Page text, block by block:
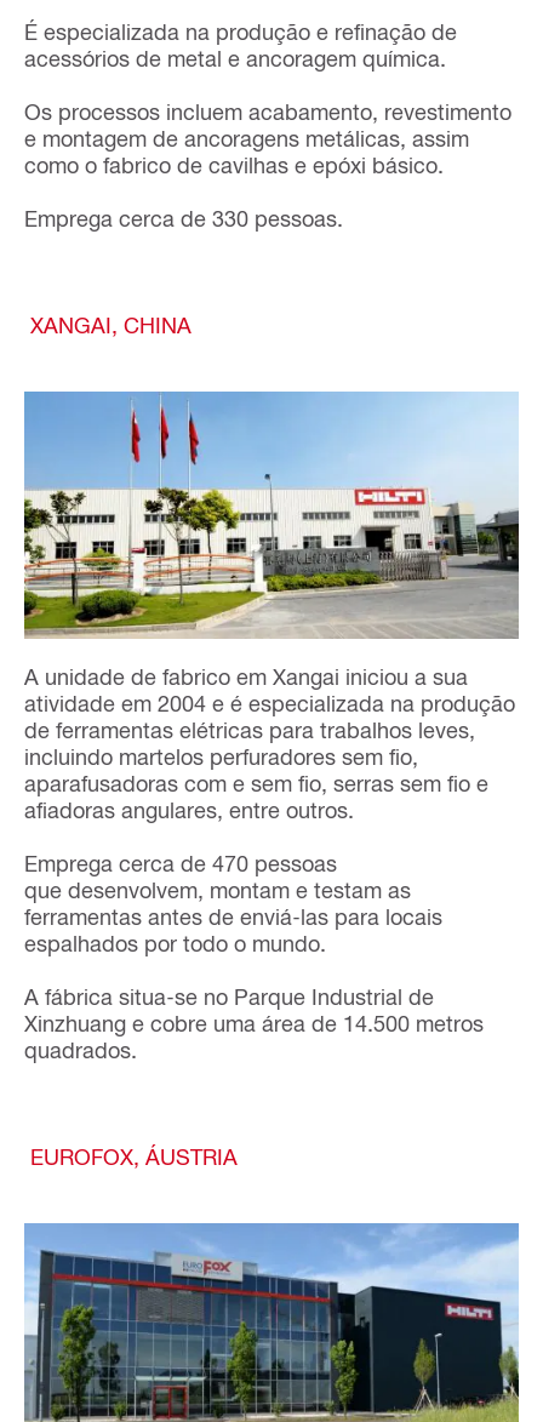
É especializada na produção e refinação de
acessórios de metal e ancoragem química.
Os processos incluem acabamento, revestimento
e montagem de ancoragens metálicas, assim
como o fabrico de cavilhas e epóxi básico.
Emprega cerca de 330 pessoas.
XANGAI, CHINA
A unidade de fabrico em Xangai iniciou a sua
atividade em 2004 e é especializada na produção
de ferramentas elétricas para trabalhos leves,
incluindo martelos perfuradores sem fio,
aparafusadoras com e sem fio, serras sem fio e
afiadoras angulares, entre outros.
Emprega cerca de 470 pessoas
que desenvolvem, montam e testam as
ferramentas antes de enviá-las para locais
espalhados por todo o mundo.
A fábrica situa-se no Parque Industrial de
Xinzhuang e cobre uma área de 14.500 metros
quadrados.
EUROFOX, ÁUSTRIA